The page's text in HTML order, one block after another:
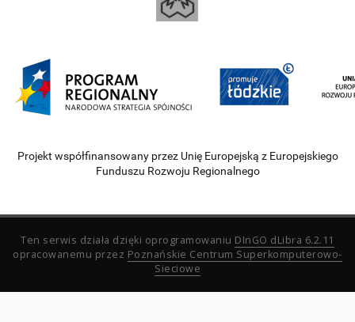
Projekt współfinansowany przez Unię Europejską z Europejskiego
Funduszu Rozwoju Regionalnego
Ten serwis działa dzięki oprogramowaniu DInGO dLibra 6.2.11
opracowanemu przez Poznańskie Centrum Superkomputerowo-
Sieciowe